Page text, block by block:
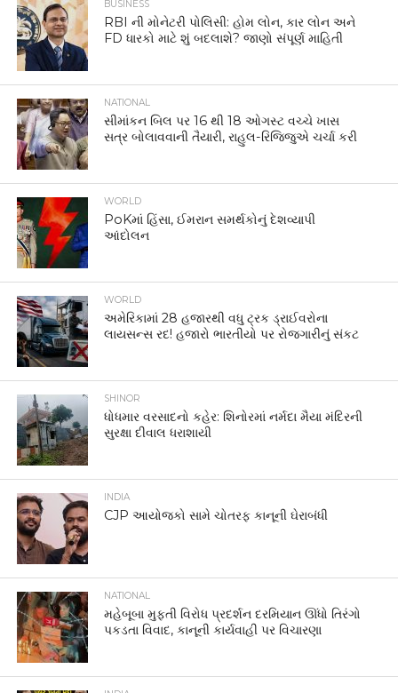
BUSINESS
RBI ની મોનેટરી પોલિસી: હોમ લોન, કાર લોન અને
FD ધારકો માટે શું બદલાશે? જાણો સંપૂર્ણ માહિતી
NATIONAL
સીમાંકન બિલ પર 16 થી 18 ઓગસ્ટ વચ્ચે ખાસ
સત્ર બોલાવવાની તૈયારી, રાહુલ-રિજિજુએ ચર્ચા કરી
WORLD
PoKમાં હિંસા, ઈમરાન સમર્થકોનું દેશવ્યાપી
આંદોલન
WORLD
અમેરિકામાં 28 હજારથી વધુ ટ્રક ડ્રાઈવરોના
લાયસન્સ રદ! હજારો ભારતીયો પર રોજગારીનું સંકટ
SHINOR
ધોધમાર વરસાદનો કહેર: શિનોરમાં નર્મદા મૈયા મંદિરની
સુરક્ષા દીવાલ ધરાશાયી
INDIA
CJP આયોજકો સામે ચોતરફ કાનૂની ઘેરાબંધી
NATIONAL
મહેબૂબા મુફ્તી વિરોધ પ્રદર્શન દરમિયાન ઊંધો તિરંગો
પકડતા વિવાદ, કાનૂની કાર્યવાહી પર વિચારણા